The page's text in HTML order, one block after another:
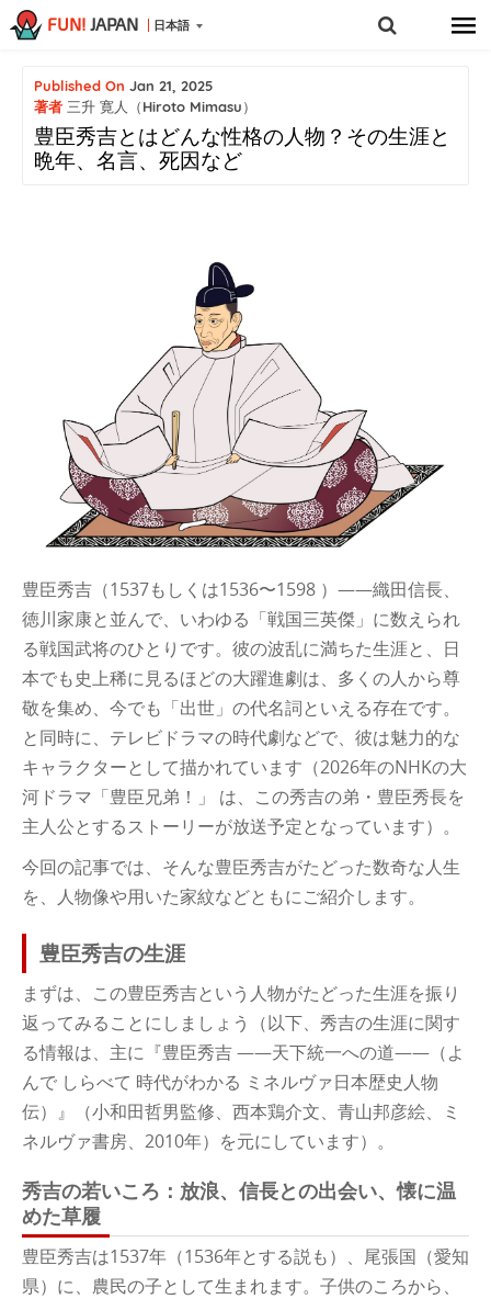
FUN! JAPAN 日本語
Published On Jan 21, 2025
著者 三升 寛人（Hiroto Mimasu）
豊臣秀吉とはどんな性格の人物？その生涯と
晩年、名言、死因など
豊臣秀吉（1537もしくは1536〜1598 ）――織田信長、
徳川家康と並んで、いわゆる「戦国三英傑」に数えられ
る戦国武将のひとりです。彼の波乱に満ちた生涯と、日
本でも史上稀に見るほどの大躍進劇は、多くの人から尊
敬を集め、今でも「出世」の代名詞といえる存在です。
と同時に、テレビドラマの時代劇などで、彼は魅力的な
キャラクターとして描かれています（2026年のNHKの大
河ドラマ「豊臣兄弟！」 は、この秀吉の弟・豊臣秀長を
主人公とするストーリーが放送予定となっています）。
今回の記事では、そんな豊臣秀吉がたどった数奇な人生
を、人物像や用いた家紋などともにご紹介します。
豊臣秀吉の生涯
まずは、この豊臣秀吉という人物がたどった生涯を振り
返ってみることにしましょう（以下、秀吉の生涯に関す
る情報は、主に『豊臣秀吉 ――天下統一への道――（よ
んで しらべて 時代がわかる ミネルヴァ日本歴史人物
伝）』（小和田哲男監修、西本鶏介文、青山邦彦絵、ミ
ネルヴァ書房、2010年）を元にしています）。
秀吉の若いころ：放浪、信長との出会い、懐に温
めた草履
豊臣秀吉は1537年（1536年とする説も）、尾張国（愛知
県）に、農民の子として生まれます。子供のころから、